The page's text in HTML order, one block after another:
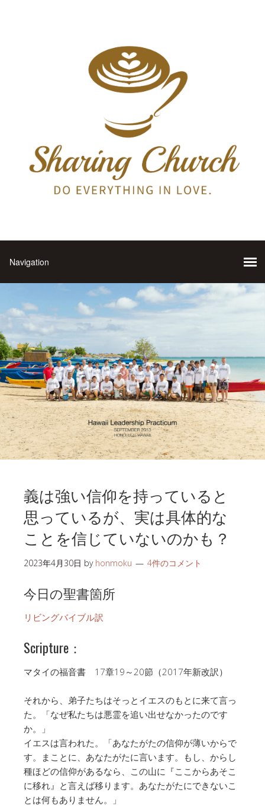
義は強い信仰を持っていると
思っているが、実は具体的な
ことを信じていないのかも？
2023年4月30日 by honmoku 4件のコメント
今日の聖書箇所
リビングバイブル訳
Scripture：
マタイの福音書 17章19～20節（2017年新改訳）
それから、弟子たちはそっとイエスのもとに来て言っ
た。「なぜ私たちは悪霊を追い出せなかったのです
か。」
イエスは言われた。「あなたがたの信仰が薄いからで
す。まことに、あなたがたに言います。もし、からし
種ほどの信仰があるなら、この山に『ここからあそこ
に移れ』と言えば移ります。あなたがたにできないこ
とは何もありません。」